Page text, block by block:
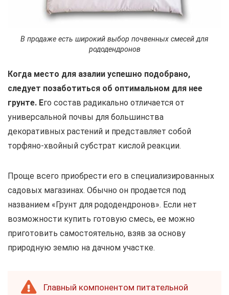
В продаже есть широкий выбор почвенных смесей для
рододендронов
Когда место для азалии успешно подобрано,
следует позаботиться об оптимальном для нее
грунте. Его состав радикально отличается от
универсальной почвы для большинства
декоративных растений и представляет собой
торфяно-хвойный субстрат кислой реакции.
Проще всего приобрести его в специализированных
садовых магазинах. Обычно он продается под
названием «Грунт для рододендронов». Если нет
возможности купить готовую смесь, ее можно
приготовить самостоятельно, взяв за основу
природную землю на дачном участке.
Главный компонентом питательной